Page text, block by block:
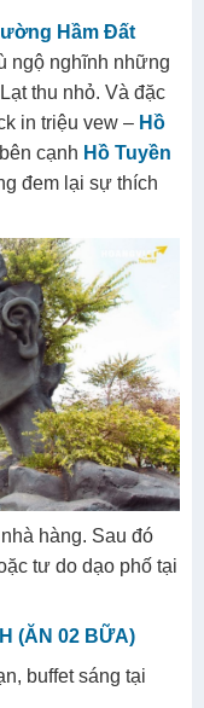
Hầm Đất
ngộ nghĩnh những
thu nhỏ. Và đặc
in triệu vew – Hồ
cạnh Hồ Tuyền
đem lại sự thích
hàng. Sau đó
tư do dạo phố tại
(ĂN 02 BỮA)
buffet sáng tại